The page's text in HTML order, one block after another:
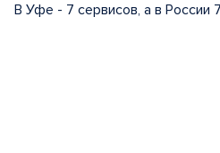
В Уфе - 7 сервисов, а в России